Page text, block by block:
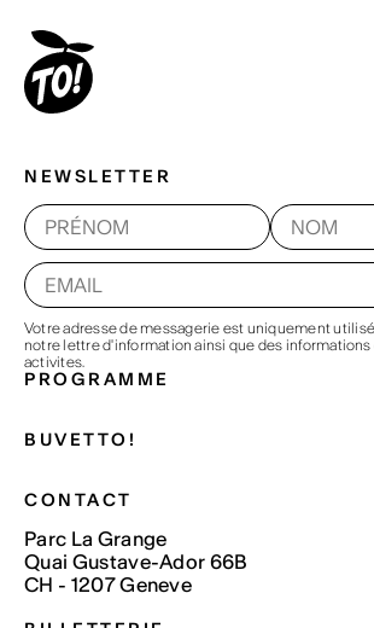
NEWSLETTER
Votre adresse de messagerie est uniquement
notre lettre d'information ainsi que des
activites.
PROGRAMME
BUVETTO!
CONTACT
Parc La Grange
Quai Gustave-Ador 66B
CH - 1207 Geneve